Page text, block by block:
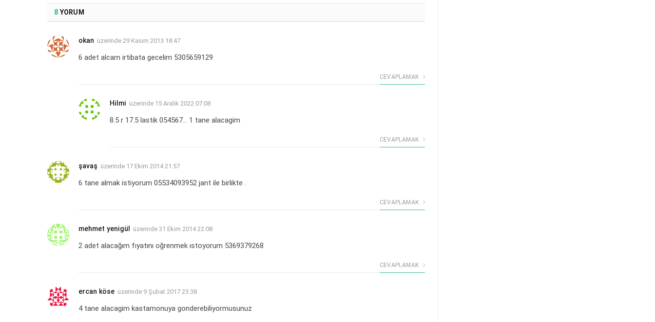
8 YORUM
okan üzerinde 29 Kasım 2013 18:47
6 adet alcam irtibata gecelim 5305659129
CEVAPLAMAK
Hilmi üzerinde 15 Aralık 2022 07:08
8.5 r 17.5 lastik 054567… 1 tane alacagim
CEVAPLAMAK
şavaş üzerinde 17 Ekim 2014 21:57
6 tane almak istiyorum 05534093952 jant ile birlikte .
CEVAPLAMAK
mehmet yenigül üzerinde 31 Ekim 2014 22:08
2 adet alacağım fıyatını oğrenmek ıstoyorum 5369379268
CEVAPLAMAK
ercan köse üzerinde 9 Şubat 2017 23:38
4 tane alacagim kastamonuya gonderebiliyormusunuz